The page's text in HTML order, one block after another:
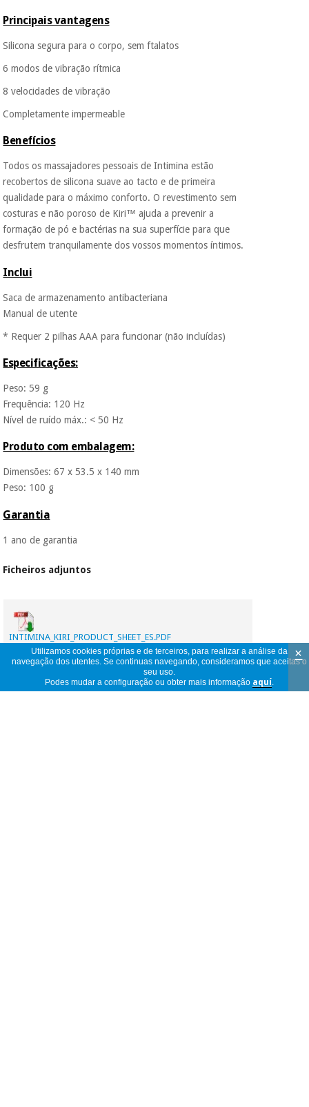
mês.
Os seus dados
protegidos.Não
vendemos os seus
dados a terceiros
nem o
incomodaremos para
Principais vantagens
Silicona segura para o corpo, sem ftalatos
6 modos de vibração rítmica
8 velocidades de vibração
Completamente impermeable
Benefícios
Todos os massajadores pessoais de Intimina estão
recobertos de silicona suave ao tacto e de primeira
qualidade para o máximo conforto. O revestimento sem
costuras e não poroso de Kiri™ ajuda a prevenir a
formação de pó e bactérias na sua superfície para que
desfrutem tranquilamente dos vossos momentos íntimos.
Inclui
Saca de armazenamento antibacteriana
Manual de utente
* Requer 2 pilhas AAA para funcionar (não incluídas)
Especificações:
Peso: 59 g
Frequência: 120 Hz
Nível de ruído máx.: < 50 Hz
Produto com embalagem:
Dimensões: 67 x 53.5 x 140 mm
Peso: 100 g
Garantia
1 ano de garantia
Ficheiros adjuntos
INTIMINA_KIRI_PRODUCT_SHEET_ES.PDF
Utilizamos cookies próprias e de terceiros, para realizar a análise da
navegação dos utentes. Se continuas navegando, consideramos que aceitas o
seu uso.
Podes mudar a configuração ou obter mais informação aquí.
×